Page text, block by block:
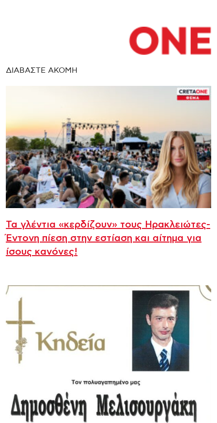
ΔΙΑΒΑΣΤΕ ΑΚΟΜΗ
Τα γλέντια «κερδίζουν» τους Ηρακλειώτες-
Έντονη πίεση στην εστίαση και αίτημα για
ίσους κανόνες!